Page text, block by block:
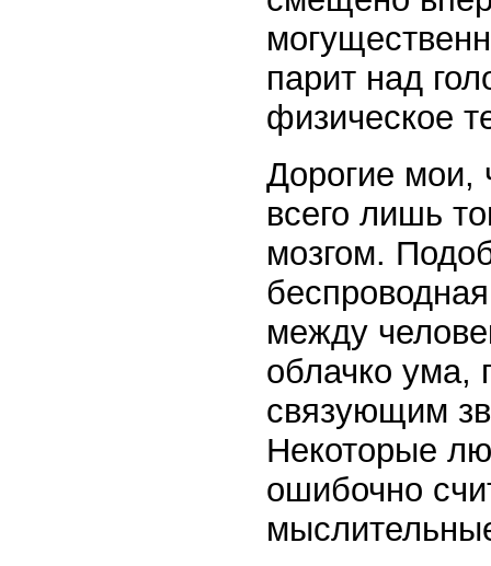
парит над
физическое
Дорогие мои,
всего лишь
мозгом.
между
облачко ума,
связующим
Некоторые
ошибочно